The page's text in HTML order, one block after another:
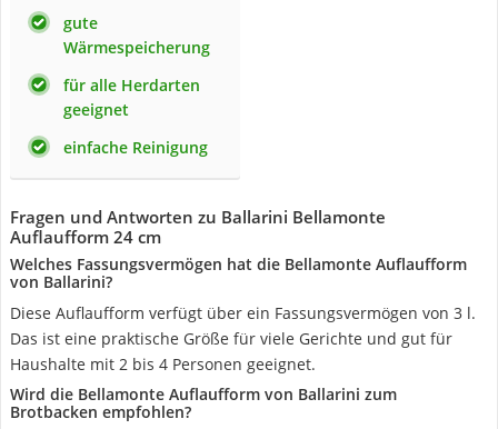
gute
Wärmespeicherung
für alle Herdarten
geeignet
einfache Reinigung
Fragen und Antworten zu Ballarini Bellamonte
Auflaufform 24 cm
Welches Fassungsvermögen hat die Bellamonte Auflaufform
von Ballarini?
Diese Auflaufform verfügt über ein Fassungsvermögen von 3 l.
Das ist eine praktische Größe für viele Gerichte und gut für
Haushalte mit 2 bis 4 Personen geeignet.
Wird die Bellamonte Auflaufform von Ballarini zum
Brotbacken empfohlen?